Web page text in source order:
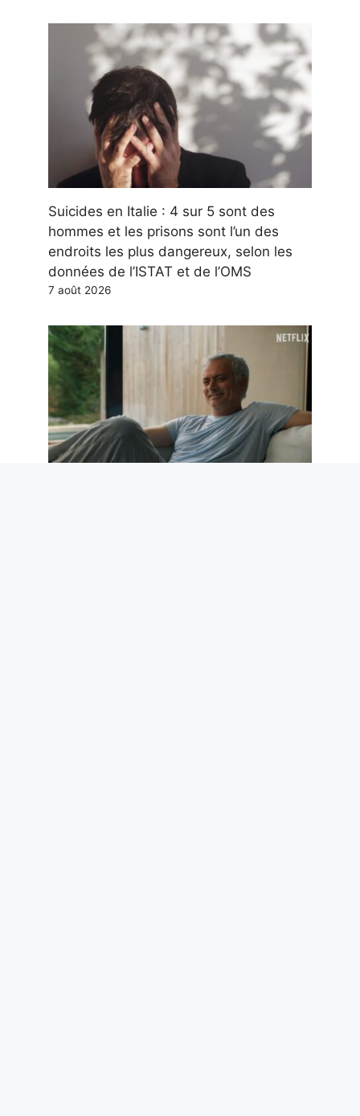
Suicides en Italie : 4 sur 5 sont des
hommes et les prisons sont l’un des
endroits les plus dangereux, selon les
données de l’ISTAT et de l’OMS
7 août 2026